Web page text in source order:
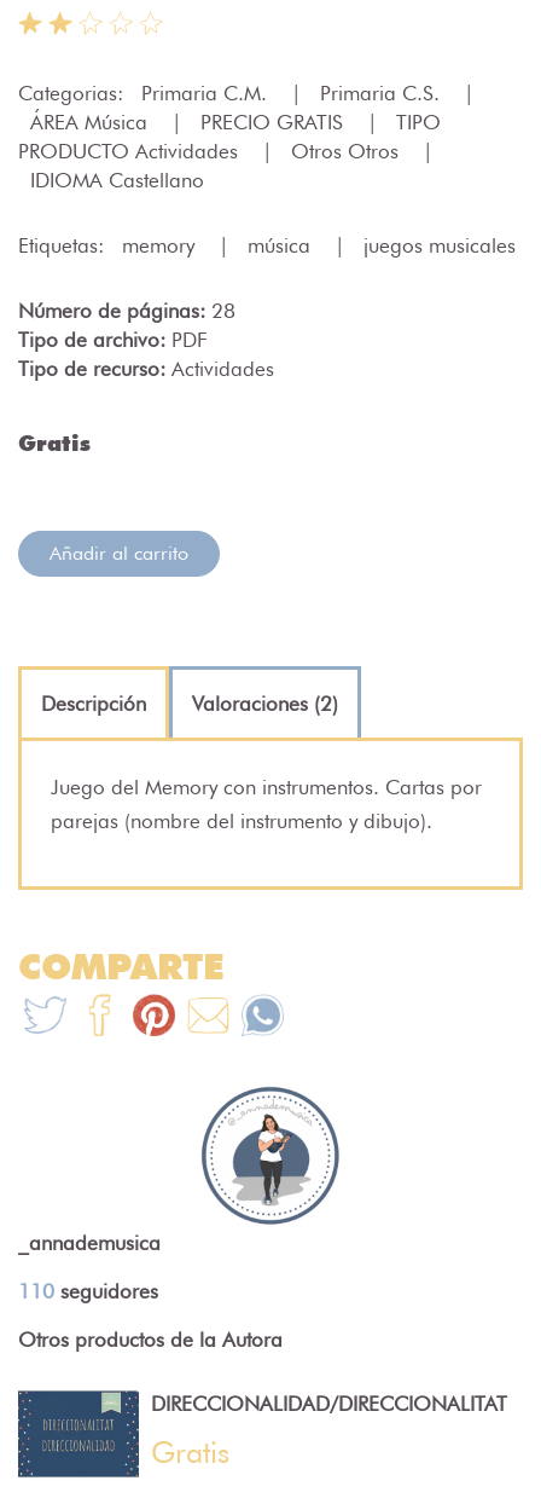
Categorias: Primaria C.M. | Primaria C.S.
|
ÁREA Música
| PRECIO GRATIS |
TIPO
PRODUCTO Actividades
| Otros Otros
|
IDIOMA Castellano
Etiquetas: memory | música | juegos musicales
Número de páginas: 28
Tipo de archivo: PDF
Tipo de recurso: Actividades
Gratis
Añadir al carrito
Descripción Valoraciones (2)
Juego del Memory con instrumentos. Cartas por
parejas (nombre del instrumento y dibujo).
COMPARTE
_annademusica
110 seguidores
Otros productos de la Autora
DIRECCIONALIDAD/DIRECCIONALITAT
Gratis